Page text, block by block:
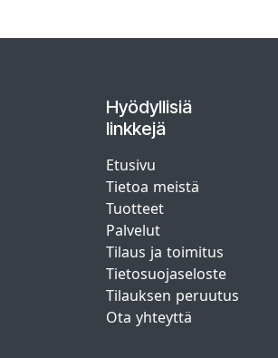
Hyödyllisiä
linkkejä
Etusivu
Tietoa meistä
Tuotteet
Palvelut
Tilaus ja toimitus
Tietosuojaseloste
Tilauksen peruutus
Ota yhteyttä